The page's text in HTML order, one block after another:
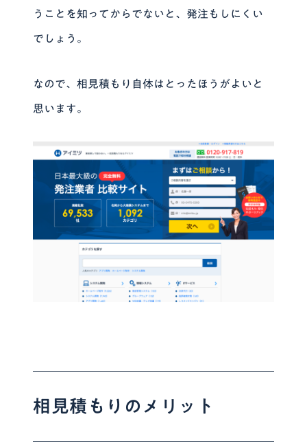
うことを知ってからでないと、発注もしにくい
でしょう。
なので、相見積もり自体はとったほうがよいと
思います。
相見積もりのメリット